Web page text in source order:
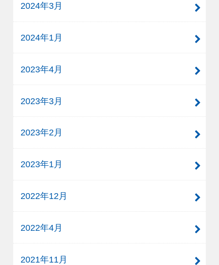
2024年3月
2024年1月
2023年4月
2023年3月
2023年2月
2023年1月
2022年12月
2022年4月
2021年11月